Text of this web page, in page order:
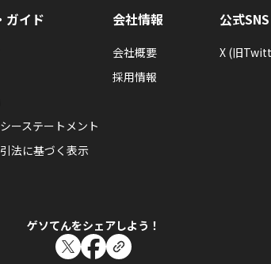
ガイド
ーステートメント
法に基づく表示
会社情報
会社概要
採用情報
公式SNS
X (旧
ゲソてんをシェアしよう！